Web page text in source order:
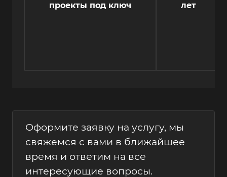
проекты под ключ
лет
Оформите заявку на услугу, мы
свяжемся с вами в ближайшее
время и ответим на все
интересующие вопросы.